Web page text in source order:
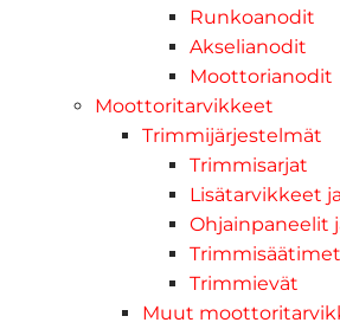
Runkoanodit
Akselianodit
Moottorianodit
Moottoritarvikkeet
Trimmijärjestelmät
Trimmisarjat
Lisätarvikkeet
Ohjainpaneelit
Trimmievät
Muut